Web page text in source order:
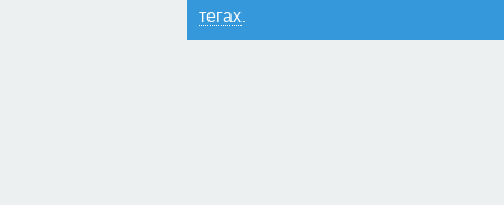
тегах